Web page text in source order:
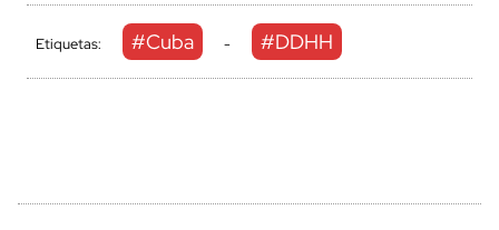
Etiquetas: #Cuba - #DDHH